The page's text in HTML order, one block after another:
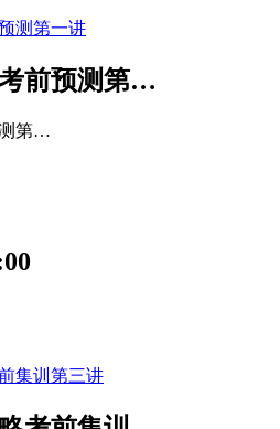
前预测第…
测第…